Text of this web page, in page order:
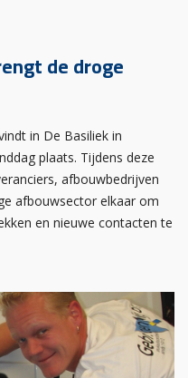
de droge
in De Basiliek in
plaats. Tijdens deze
afbouwbedrijven
afbouwsector elkaar om
en nieuwe contacten te